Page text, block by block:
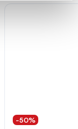
-50%